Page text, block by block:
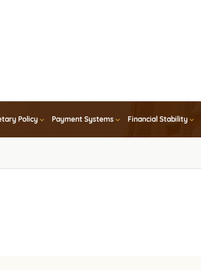
Policy Payment Systems Financial Stability